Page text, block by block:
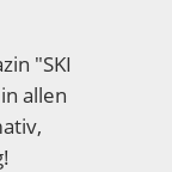
"SKI
allen